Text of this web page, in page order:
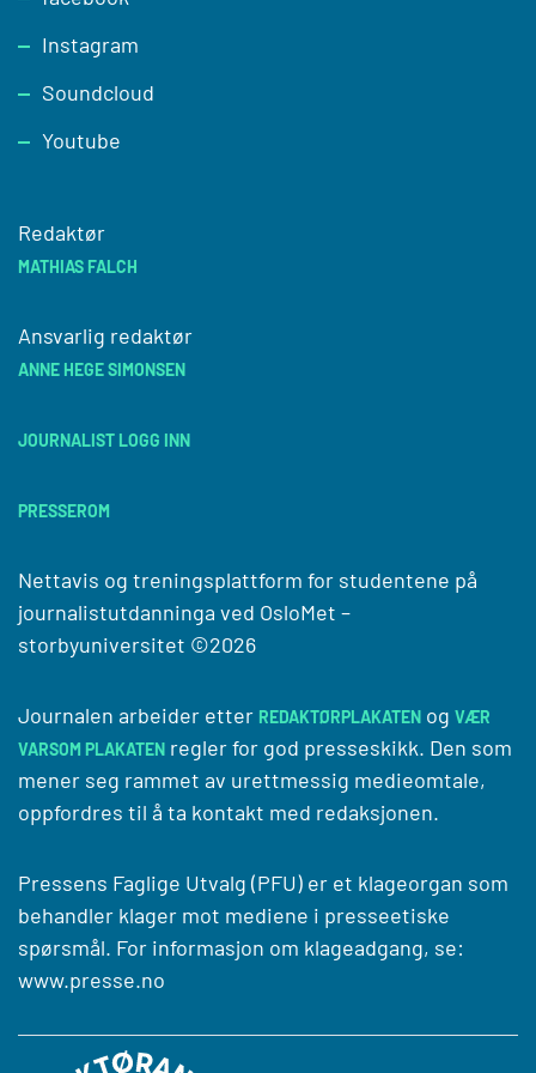
Instagram
Soundcloud
Youtube
Redaktør
MATHIAS FALCH
Ansvarlig redaktør
ANNE HEGE SIMONSEN
JOURNALIST LOGG INN
PRESSEROM
Nettavis og treningsplattform for studentene på
journalistutdanninga ved OsloMet –
storbyuniversitet ©2026
Journalen arbeider etter REDAKTØRPLAKATEN og VÆR
VARSOM PLAKATEN regler for god presseskikk. Den som
mener seg rammet av urettmessig medieomtale,
oppfordres til å ta kontakt med redaksjonen.
Pressens Faglige Utvalg (PFU) er et klageorgan som
behandler klager mot mediene i presseetiske
spørsmål. For informasjon om klageadgang, se:
www.presse.no